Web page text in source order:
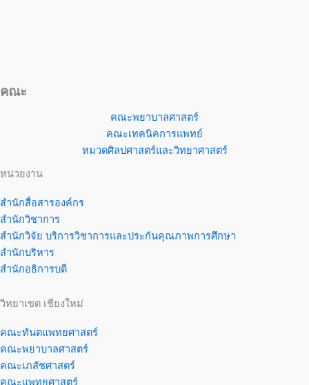
คณะ
คณะพยาบาลศาสตร์
คณะเทคนิคการแพทย์
หมวดศิลปศาสตร์และวิทยาศาสตร์
หน่วยงาน
สำนักสื่อสารองค์กร
สำนักวิชาการ
สำนักวิจัย บริการวิชาการและประกันคุณภาพการศึกษา
สำนักบริหาร
สำนักอธิการบดี
วิทยาเขต เชียงใหม่
คณะทันตแพทยศาสตร์
คณะพยาบาลศาสตร์
คณะเภสัชศาสตร์
คณะแพทยศาสตร์